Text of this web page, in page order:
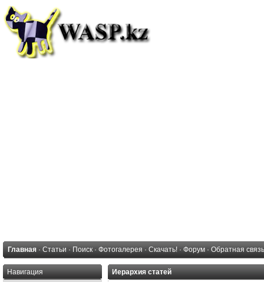
Главная · Статьи · Поиск · Фотогалерея · Скачать! · Форум · Обратная связь
Навигация Иерархия статей